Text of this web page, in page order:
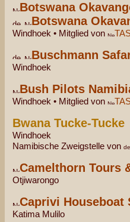
Botswana
Botswana
Windhoek • Mitglied von
Buschmann
Windhoek
Bush Pilots
Windhoek • Mitglied von
Bwana Tucke-Tucke
Windhoek
Namibische Zweigstelle von
Camelthorn Tours
Otjiwarongo
Caprivi Houseboat
Katima Mulilo